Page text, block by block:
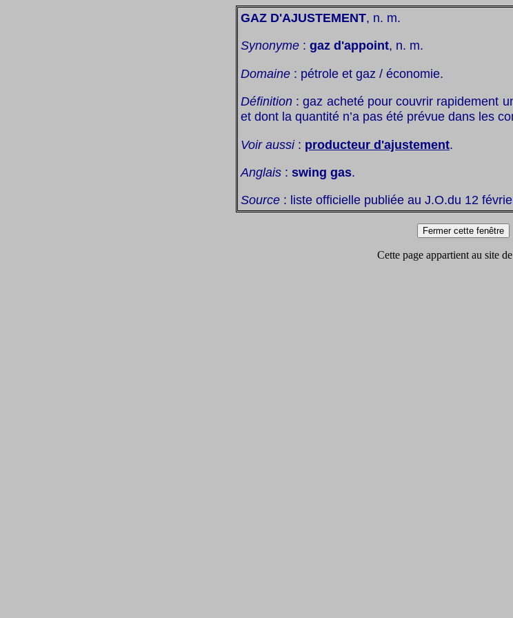
GAZ D'AJUSTEMENT, n. m.
Synonyme : gaz d'appoint, n. m.
Domaine : pétrole et gaz / économie.
Définition : gaz acheté pour couvrir rapidement
et dont la quantité n’a pas été prévue dans les
Voir aussi: producteur d'ajustement.
Anglais : swing gas.
Source : liste officielle publiée au J.O.du 12
Cette page appartient au site